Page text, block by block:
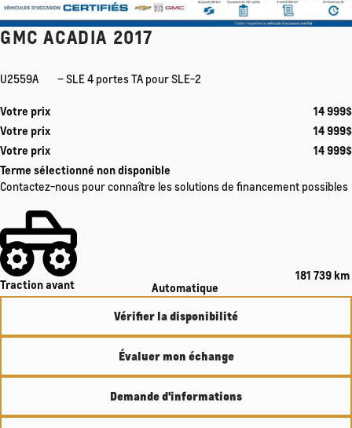
GMC ACADIA 2017
U2559A – SLE 4 portes TA pour SLE-2
Votre prix 14 999$
Votre prix
14 999$
Votre prix
14 999$
Terme sélectionné non disponible
Contactez-nous pour connaître les solutions de financement possibles
Traction avant Automatique
181 739 km
Vérifier la disponibilité
Évaluer mon échange
Demande d'informations